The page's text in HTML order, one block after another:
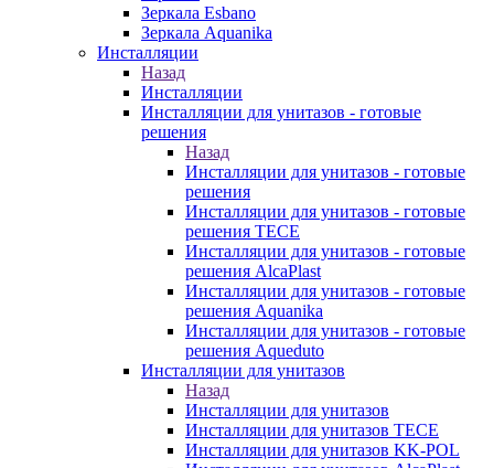
Зеркала Esbano
Зеркала Aquanika
Инсталляции
Назад
Инсталляции
Инсталляции для унитазов - готовые
решения
Назад
Инсталляции для унитазов - готовые
решения
Инсталляции для унитазов - готовые
решения TECE
Инсталляции для унитазов - готовые
решения AlcaPlast
Инсталляции для унитазов - готовые
решения Aquanika
Инсталляции для унитазов - готовые
решения Aqueduto
Инсталляции для унитазов
Назад
Инсталляции для унитазов
Инсталляции для унитазов TECE
Инсталляции для унитазов KK-POL